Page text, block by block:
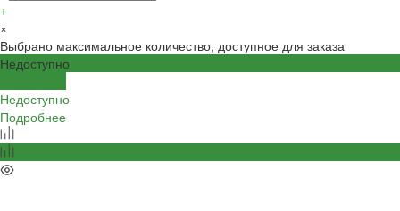
+
×
Выбрано максимальное количество, доступное для заказа
Недоступно
Недоступно
Подробнее